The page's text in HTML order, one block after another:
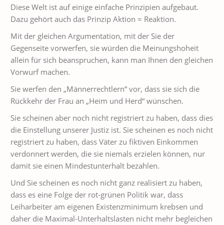
Diese Welt ist auf einige einfache Prinzipien aufgebaut.
Dazu gehört auch das Prinzip Aktion = Reaktion.
Mit der gleichen Argumentation, mit der Sie der
Gegenseite vorwerfen, sie würden die Meinungshoheit
allein für sich beanspruchen, kann man Ihnen den gleichen
Vorwurf machen.
Sie werfen den „Männerrechtlern“ vor, dass sie sich die
Rückkehr der Frau an „Heim und Herd“ wünschen.
Sie scheinen aber noch nicht registriert zu haben, dass dies
die Einstellung unserer Justiz ist. Sie scheinen es noch nicht
registriert zu haben, dass Väter zu fiktiven Einkommen
verdonnert werden, die sie niemals erzielen können, nur
damit sie einen Mindestunterhalt bezahlen.
Und Sie scheinen es noch nicht ganz realisiert zu haben,
dass es eine Folge der rot-grünen Politik war, dass
Leiharbeiter am eigenen Existenzminimum krebsen und
daher die Maximal-Unterhaltslasten nicht mehr begleichen